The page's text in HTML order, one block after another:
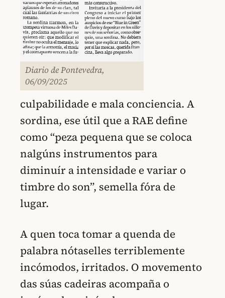
Diario de Pontevedra,
06/09/2025
culpabilidade e mala conciencia. A
sordina, ese útil que a RAE define
como “peza pequena que se coloca
nalgúns instrumentos para
diminuír a intensidade e variar o
timbre do son”, semella fóra de
lugar.
A quen toca tomar a quenda de
palabra nótaselles terriblemente
incómodos, irritados. O movemento
das súas cadeiras acompaña o